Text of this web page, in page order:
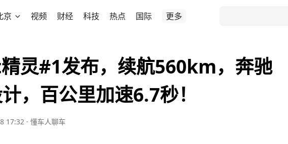
京 视频 财经 科技 热点 国际 更多
灵#1发布，续航560km，奔驰
，百公里加速6.7秒！
17:32 · 懂车人聊车